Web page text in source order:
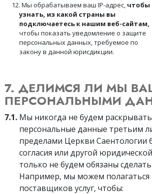
12. Мы обрабатываем ваш IP-адрес, чтобы
узнать, из какой страны вы
подключаетесь к нашим веб-сайтам,
чтобы показать уведомление о защите
персональных данных, требуемое по
закону в данной юрисдикции.
7. ДЕЛИМСЯ ЛИ МЫ
ПЕРСОНАЛЬНЫМИ
7.1. Мы никогда не будем
персональные данные третьим
пределами Церкви Саентологии
согласия или другой
только не будем обязаны
Например, мы можем полагаться
поставщиков услуг, чтобы: